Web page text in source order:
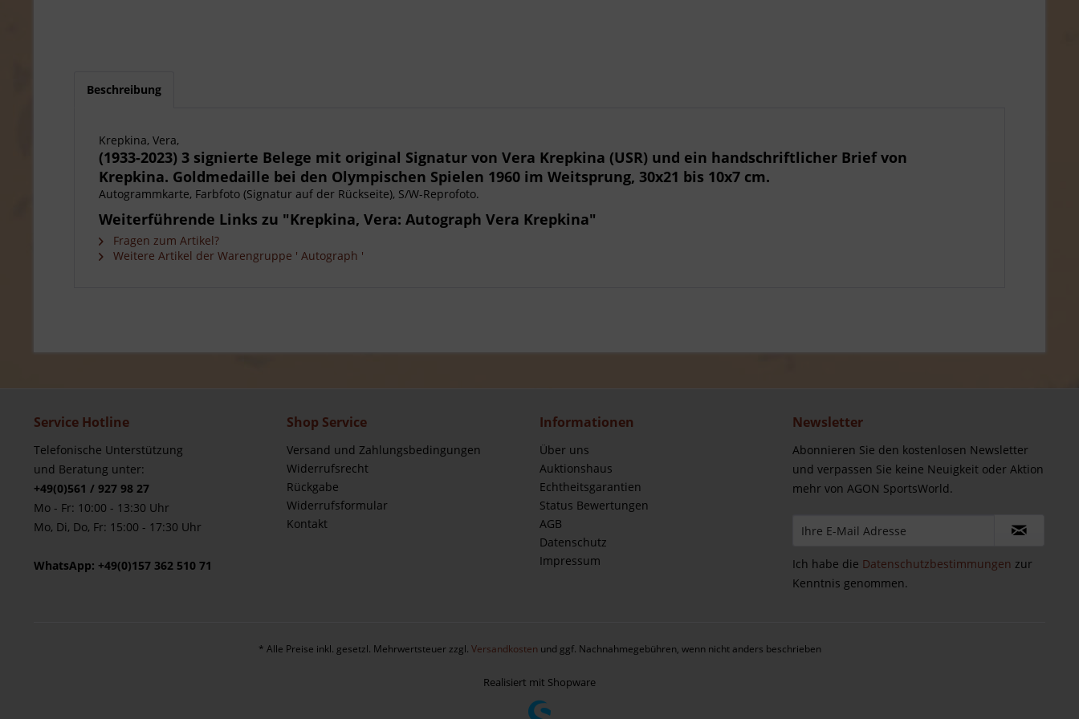
Beschreibung
Krepkina, Vera,
(1933-2023) 3 signierte Belege mit original Signatur von Vera Krepkina (USR) und ein handschriftlicher Brief von
Krepkina. Goldmedaille bei den Olympischen Spielen 1960 im Weitsprung, 30x21 bis 10x7 cm.
Autogrammkarte, Farbfoto (Signatur auf der Rückseite), S/W-Reprofoto.
Weiterführende Links zu "Krepkina, Vera: Autograph Vera Krepkina"
Fragen zum Artikel?
Weitere Artikel der Warengruppe ' Autograph '
Service Hotline
Telefonische Unterstützung
und Beratung unter:
+49(0)561 / 927 98 27
Mo - Fr: 10:00 - 13:30 Uhr
Mo, Di, Do, Fr: 15:00 - 17:30 Uhr
WhatsApp: +49(0)157 362 510 71
Shop Service
Versand und Zahlungsbedingungen
Widerrufsrecht
Rückgabe
Widerrufsformular
Kontakt
Informationen
Über uns
Auktionshaus
Echtheitsgarantien
Status Bewertungen
AGB
Datenschutz
Impressum
Newsletter
Abonnieren Sie den kostenlosen Newsletter
und verpassen Sie keine Neuigkeit oder Aktion
mehr von AGON SportsWorld.
Ich habe die Datenschutzbestimmungen zur
Kenntnis genommen.
* Alle Preise inkl. gesetzl. Mehrwertsteuer zzgl. Versandkosten und ggf. Nachnahmegebühren, wenn nicht anders beschrieben
Realisiert mit Shopware